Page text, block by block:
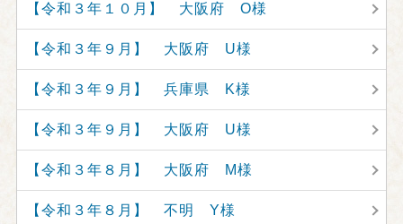
【令和３年１０月】 大阪府 O様
【令和３年９月】 大阪府 U様
【令和３年９月】 兵庫県 K様
【令和３年９月】 大阪府 U様
【令和３年８月】 大阪府 M様
【令和３年８月】 不明 Y様